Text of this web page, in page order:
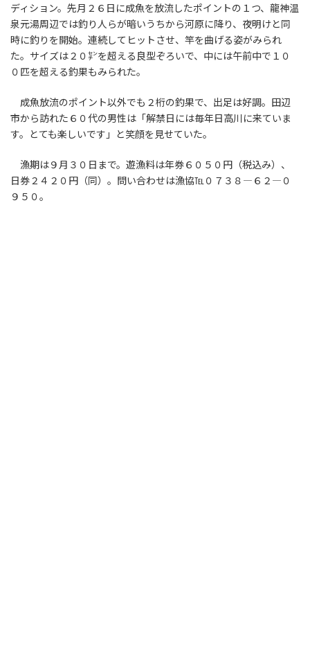
ディション。先月２６日に成魚を放流したポイントの１つ、龍神温
泉元湯周辺では釣り人らが暗いうちから河原に降り、夜明けと同
時に釣りを開始。連続してヒットさせ、竿を曲げる姿がみられ
た。サイズは２０㌢を超える良型ぞろいで、中には午前中で１０
０匹を超える釣果もみられた。
成魚放流のポイント以外でも２桁の釣果で、出足は好調。田辺
市から訪れた６０代の男性は「解禁日には毎年日高川に来ていま
す。とても楽しいです」と笑顔を見せていた。
漁期は９月３０日まで。遊漁料は年券６０５０円（税込み）、
日券２４２０円（同）。問い合わせは漁協℡０７３８―６２―０
９５０。